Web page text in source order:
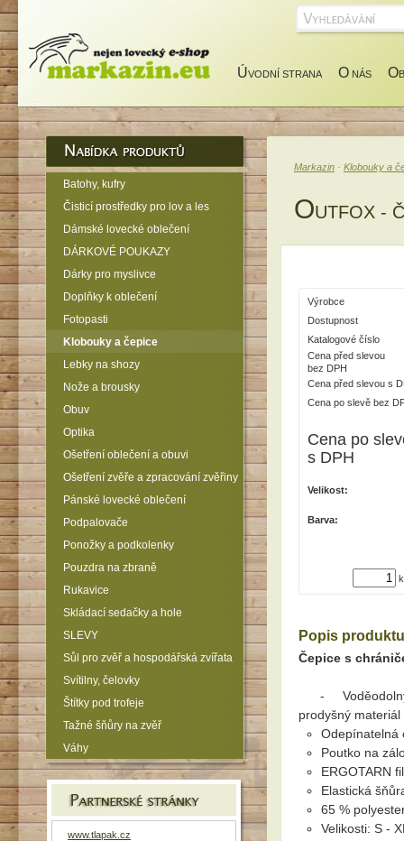
O
O NÁS
ÚVODNÍ STRANA
Markazin · Klobouky a
OUTFOX -
Výrobce
Dostupnost
Katalogové číslo
Cena před slevou
bez DPH
Cena před slevou s
Cena po slevě bez
Cena po
s DPH
Velikost:
Barva:
Popis produktu
Čepice s
- Voděodolný,
prodyšný materiál
Odepínatelná
Poutko na
ERGOTARN
Elastická
65 %
Velikosti: S -
Batohy, kufry
Čisticí prostředky pro lov a les
Dámské lovecké oblečení
DÁRKOVÉ POUKAZY
Dárky pro myslivce
Doplňky k oblečení
Fotopasti
Klobouky a čepice
Lebky na shozy
Nože a brousky
Obuv
Optika
Ošetření oblečení a obuvi
Ošetření zvěře a zpracování zvěřiny
Pánské lovecké oblečení
Podpalovače
Ponožky a podkolenky
Pouzdra na zbraně
Rukavice
Skládací sedačky a hole
SLEVY
Sůl pro zvěř a hospodářská zvířata
Svítilny, čelovky
Štítky pod trofeje
Tažné šňůry na zvěř
Váhy
www.tlapak.cz